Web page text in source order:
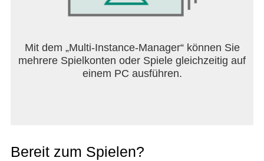
Mit dem „Multi-Instance-Manager“ können Sie
mehrere Spielkonten oder Spiele gleichzeitig auf
einem PC ausführen.
Bereit zum Spielen?